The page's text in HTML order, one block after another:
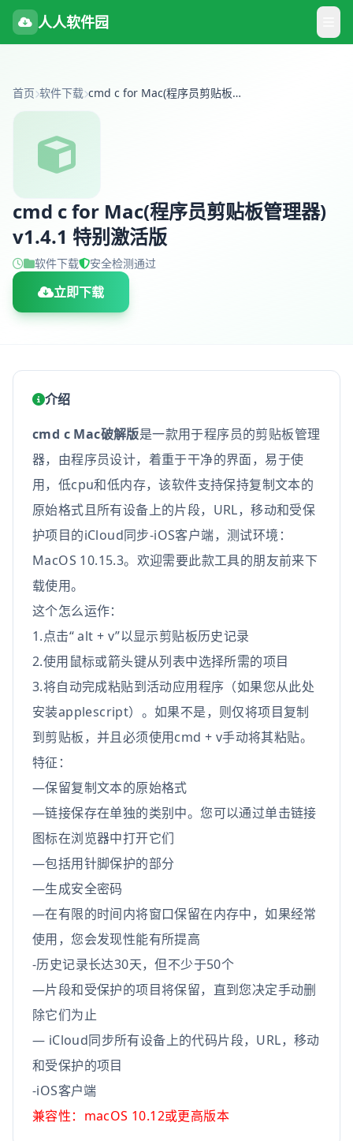
人人软件园
首页 软件下载 cmd c for Mac(程序员剪贴板管理器) v1.4.1 特别激活版
cmd c for Mac(程序员剪贴板管理器)
v1.4.1 特别激活版
软件下载 安全检测通过
立即下载
介绍
cmd c Mac破解版是一款用于程序员的剪贴板管理
器，由程序员设计，着重于干净的界面，易于使
用，低cpu和低内存，该软件支持保持复制文本的
原始格式且所有设备上的片段，URL，移动和受保
护项目的iCloud同步-iOS客户端，测试环境：
MacOS 10.15.3。欢迎需要此款工具的朋友前来下
载使用。
这个怎么运作：
1.点击“ alt + v”以显示剪贴板历史记录
2.使用鼠标或箭头键从列表中选择所需的项目
3.将自动完成粘贴到活动应用程序（如果您从此处
安装applescript）。如果不是，则仅将项目复制
到剪贴板，并且必须使用cmd + v手动将其粘贴。
特征：
—保留复制文本的原始格式
—链接保存在单独的类别中。您可以通过单击链接
图标在浏览器中打开它们
—包括用针脚保护的部分
—生成安全密码
—在有限的时间内将窗口保留在内存中，如果经常
使用，您会发现性能有所提高
-历史记录长达30天，但不少于50个
—片段和受保护的项目将保留，直到您决定手动删
除它们为止
— iCloud同步所有设备上的代码片段，URL，移动
和受保护的项目
-iOS客户端
兼容性：macOS 10.12或更高版本